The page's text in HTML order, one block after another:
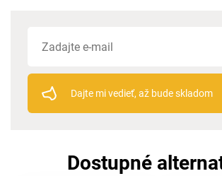
Dajte mi vedieť, až bude skladom
Dostupné